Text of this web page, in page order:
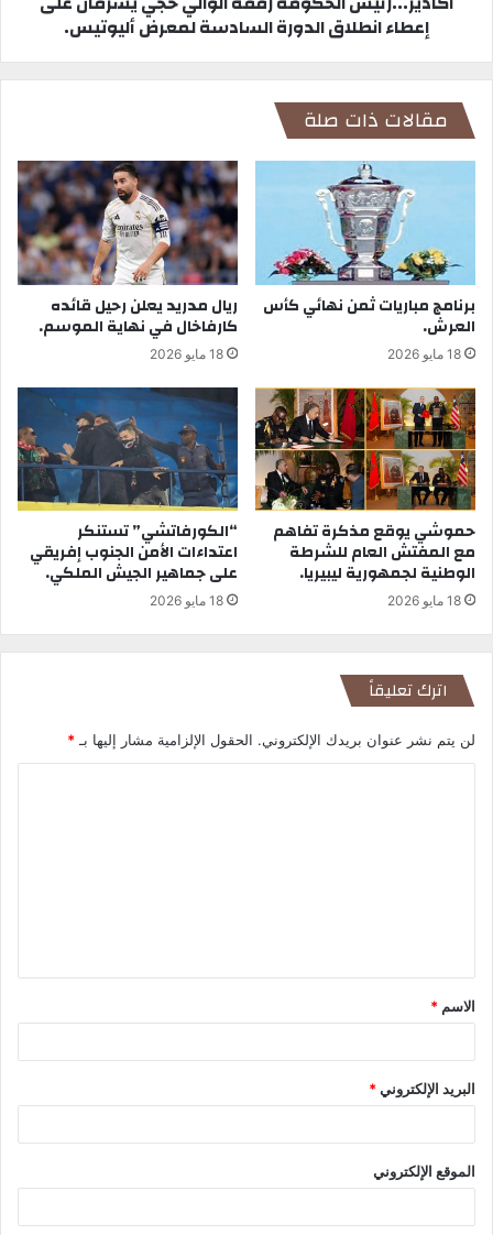
إعطاء انطلاق الدورة السادسة لمعرض أليوتيس.
مقالات ذات صلة
برنامج مباريات ثمن نهائي كأس
العرش.
18 مايو 2026
ريال مدريد يعلن رحيل قائده
كارفاخال في نهاية الموسم.
18 مايو 2026
حموشي يوقع مذكرة تفاهم
مع المفتش العام للشرطة
الوطنية لجمهورية ليبيريا.
18 مايو 2026
“الكورفاتشي” تستنكر
اعتداءات الأمن الجنوب إفريقي
على جماهير الجيش الملكي.
18 مايو 2026
اترك تعليقاً
لن يتم نشر عنوان بريدك الإلكتروني. الحقول الإلزامية مشار إليها بـ*
ق
*
الاسم *
البريد الإلكتروني*
الموقع الإلكتروني